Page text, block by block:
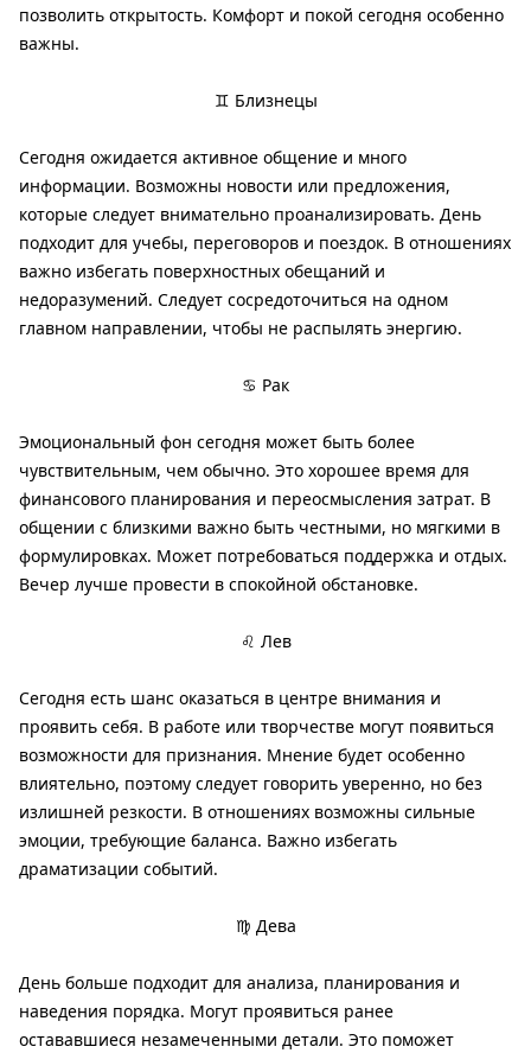
позволить открытость. Комфорт и покой сегодня особенно
важны.
♊ Близнецы
Сегодня ожидается активное общение и много
информации. Возможны новости или предложения,
которые следует внимательно проанализировать. День
подходит для учебы, переговоров и поездок. В отношениях
важно избегать поверхностных обещаний и
недоразумений. Следует сосредоточиться на одном
главном направлении, чтобы не распылять энергию.
♋ Рак
Эмоциональный фон сегодня может быть более
чувствительным, чем обычно. Это хорошее время для
финансового планирования и переосмысления затрат. В
общении с близкими важно быть честными, но мягкими в
формулировках. Может потребоваться поддержка и отдых.
Вечер лучше провести в спокойной обстановке.
♌ Лев
Сегодня есть шанс оказаться в центре внимания и
проявить себя. В работе или творчестве могут появиться
возможности для признания. Мнение будет особенно
влиятельно, поэтому следует говорить уверенно, но без
излишней резкости. В отношениях возможны сильные
эмоции, требующие баланса. Важно избегать
драматизации событий.
♍ Дева
День больше подходит для анализа, планирования и
наведения порядка. Могут проявиться ранее
остававшиеся незамеченными детали. Это поможет